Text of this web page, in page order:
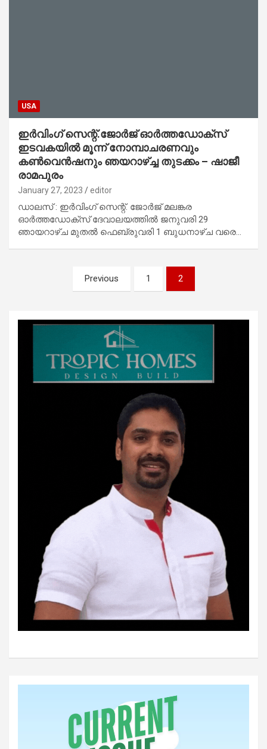
USA
ഇർവിംഗ് സെന്റ്.ജോർജ് ഓർത്തഡോക്സ്
ഇടവകയിൽ മൂന്ന് നോമ്പാചരണവും
കൺവെൻഷനും ഞയറാഴ്ച്ച തുടക്കം – ഷാജീ
രാമപുരം
January 27, 2023 editor
ഡാലസ് : ഇർവിംഗ് സെന്റ്. ജോർജ് മലങ്കര
ഓർത്തഡോക്സ്‌ ദേവാലയത്തിൽ ജനുവരി 29
ഞായറാഴ്ച മുതൽ ഫെബ്രുവരി 1 ബുധനാഴ്ച വരെ…
pagination
Previous 1 2